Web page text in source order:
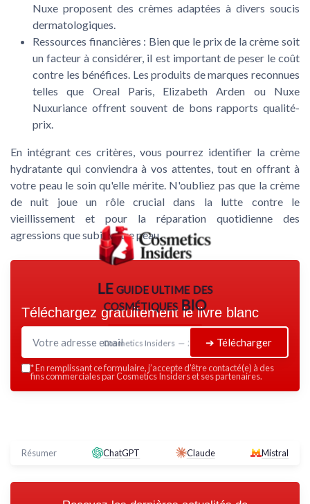
Nuxe proposent des crèmes adaptées à divers soucis
dermatologiques.
Ressources financières : Bien que le prix de la crème soit
un facteur à considérer, il est important de peser le coût
contre les bénéfices. Les produits de marques reconnues
telles que Oreal Paris, Elizabeth Arden ou Nuxe
Nuxuriance offrent souvent de bons rapports qualité-
prix.
En intégrant ces critères, vous pourrez identifier la crème
hydratante qui conviendra à vos attentes, tout en offrant à
votre peau le soin qu'elle mérite. N'oubliez pas que la crème
de nuit joue un rôle crucial dans la lutte contre le
vieillissement et pour la réparation quotidienne des
agressions que subit votre peau.
LE guide ultime des
cosmétiques BIO
Cosmetics Insiders — 2026
Téléchargez gratuitement le livre blanc
➔ Télécharger
*En remplissant ce formulaire, j’accepte d’être contacté(e) à des
fins commerciales par Cosmetics Insiders et ses partenaires.
Résumer ChatGPT Claude Mistral